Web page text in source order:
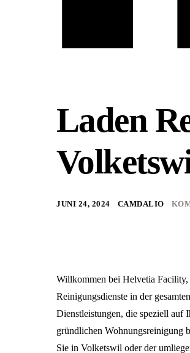
Laden
JUNI 24, 2024 CAMDALIO
Willkommen bei Helvetia Facility,
Reinigungsdienste in der
Dienstleistungen, die speziell auf
gründlichen Wohnungsreinigung
Sie in Volketswil oder der